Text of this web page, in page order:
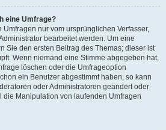
eine Umfrage?
nur vom ursprünglichen Verfasser,
bearbeitet werden. Um eine
Sie den ersten Beitrag des Themas; dieser ist
Wenn niemand eine Stimme abgegeben hat,
löschen oder die Umfrageoption
ein Benutzer abgestimmt haben, so kann
oder Administratoren geändert oder
die Manipulation von laufenden Umfragen